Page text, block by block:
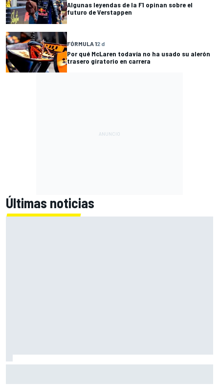
Algunas leyendas de la F1 opinan sobre el
futuro de Verstappen
FÓRMULA 12 d
Por qué McLaren todavía no ha usado su alerón
trasero giratorio en carrera
Últimas noticias